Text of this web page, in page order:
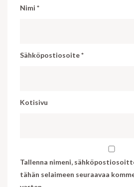
Nimi *
Sähköpostiosoite*
Kotisivu
Tallenna nimeni,
tähän selaimeen seuraavaa